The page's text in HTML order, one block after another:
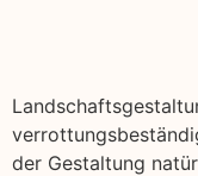
der Gestaltung